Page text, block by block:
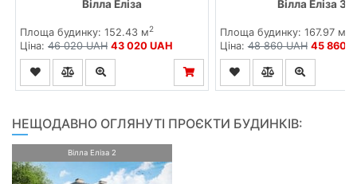
Вілла Еліза
Площа будинку: 152.43 м2
Ціна: 46 020 UAH 43 020 UAH
Вілла Еліза 3
Площа будинку: 167.97 м
Ціна:48 860 UAH 45 860
НЕЩОДАВНО ОГЛЯНУТІ ПРОЄКТИ БУДИНКІВ:
Вілла Еліза 2